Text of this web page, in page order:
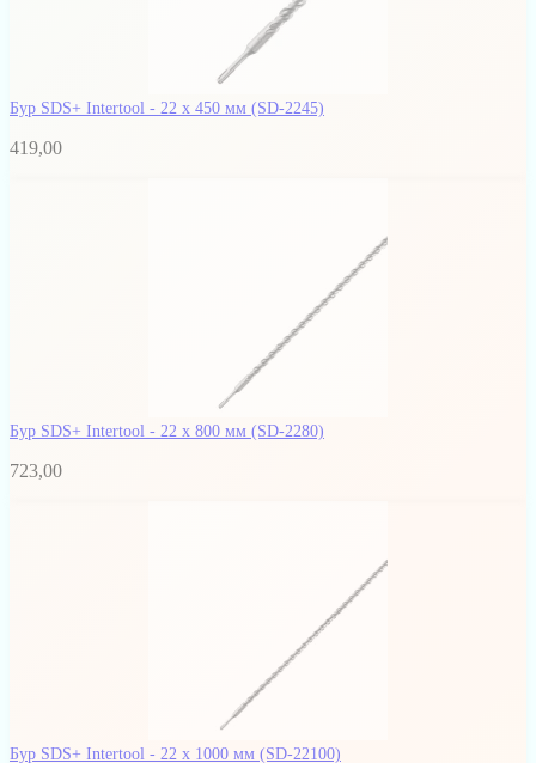
Бур SDS+ Intertool - 22 х 450 мм (SD-2245)
419,00
Бур SDS+ Intertool - 22 х 800 мм (SD-2280)
723,00
Бур SDS+ Intertool - 22 х 1000 мм (SD-22100)